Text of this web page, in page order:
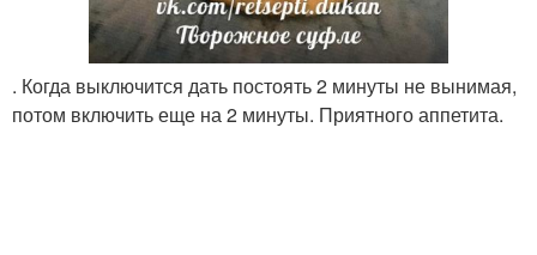
. Когда выключится дать постоять 2 минуты не вынимая,
потом включить еще на 2 минуты. Приятного аппетита.